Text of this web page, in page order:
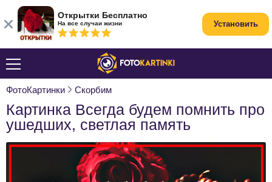
ФотоКартинки Скорбим
Картинка Всегда будем помнить про
ушедших, светлая память
Открытки Бесплатно
На все случаи жизни Установить